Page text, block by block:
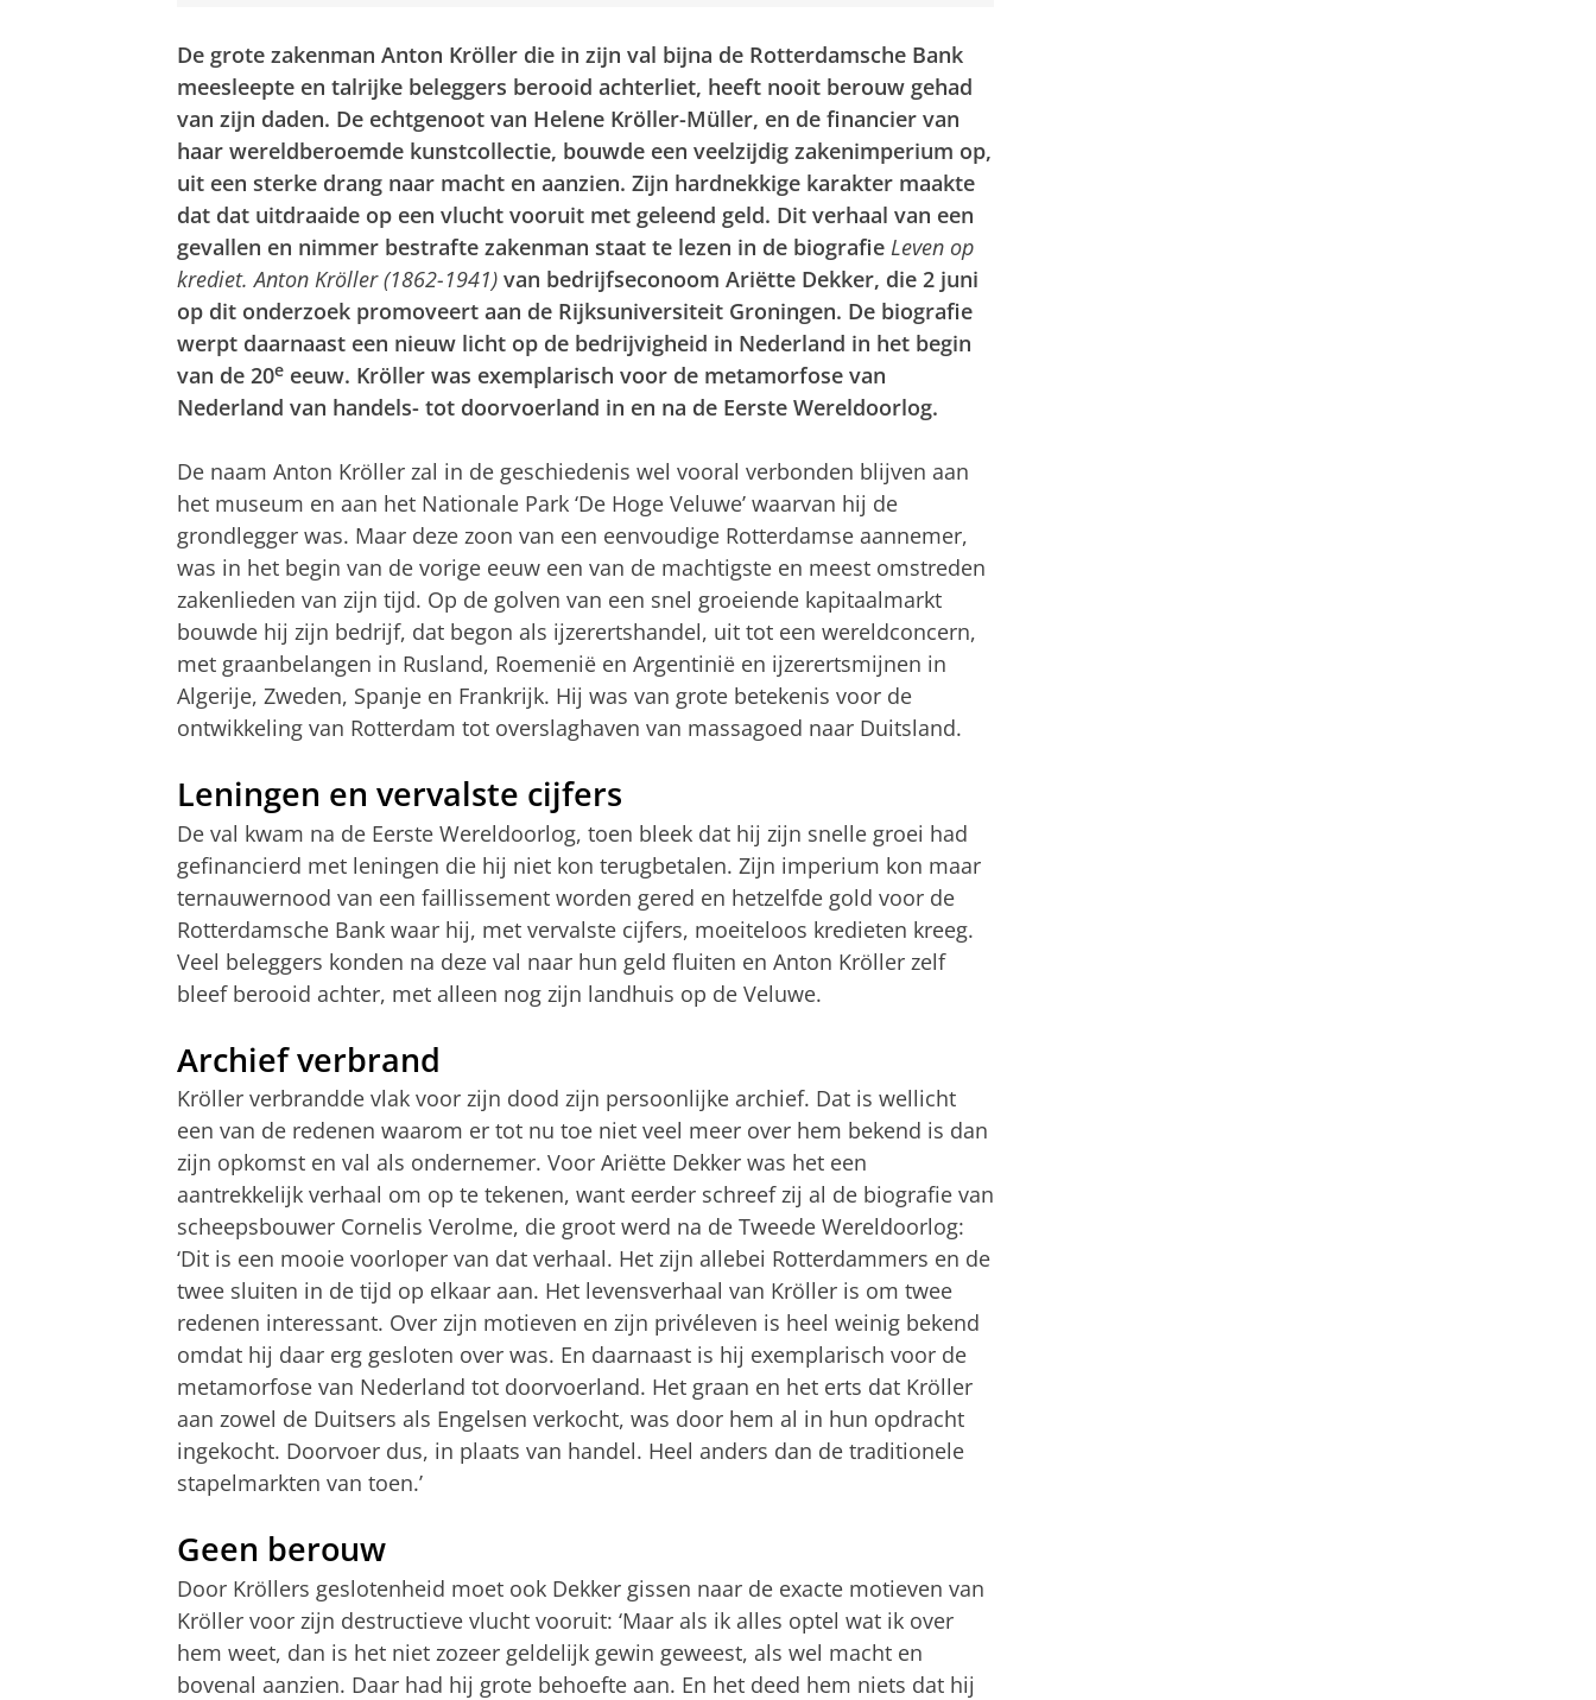
De grote zakenman Anton Kröller die in zijn val bijna de Rotterdamsche Bank
meesleepte en talrijke beleggers berooid achterliet, heeft nooit berouw gehad
van zijn daden. De echtgenoot van Helene Kröller-Müller, en de financier van
haar wereldberoemde kunstcollectie, bouwde een veelzijdig zakenimperium op,
uit een sterke drang naar macht en aanzien. Zijn hardnekkige karakter maakte
dat dat uitdraaide op een vlucht vooruit met geleend geld. Dit verhaal van een
gevallen en nimmer bestrafte zakenman staat te lezen in de biografie Leven op
krediet. Anton Kröller (1862-1941) van bedrijfseconoom Ariëtte Dekker, die 2 juni
op dit onderzoek promoveert aan de Rijksuniversiteit Groningen. De biografie
werpt daarnaast een nieuw licht op de bedrijvigheid in Nederland in het begin
van de 20e eeuw. Kröller was exemplarisch voor de metamorfose van
Nederland van handels- tot doorvoerland in en na de Eerste Wereldoorlog.
De naam Anton Kröller zal in de geschiedenis wel vooral verbonden blijven aan
het museum en aan het Nationale Park ‘De Hoge Veluwe’ waarvan hij de
grondlegger was. Maar deze zoon van een eenvoudige Rotterdamse aannemer,
was in het begin van de vorige eeuw een van de machtigste en meest omstreden
zakenlieden van zijn tijd. Op de golven van een snel groeiende kapitaalmarkt
bouwde hij zijn bedrijf, dat begon als ijzerertshandel, uit tot een wereldconcern,
met graanbelangen in Rusland, Roemenië en Argentinië en ijzerertsmijnen in
Algerije, Zweden, Spanje en Frankrijk. Hij was van grote betekenis voor de
ontwikkeling van Rotterdam tot overslaghaven van massagoed naar Duitsland.
Leningen en vervalste cijfers
De val kwam na de Eerste Wereldoorlog, toen bleek dat hij zijn snelle groei had
gefinancierd met leningen die hij niet kon terugbetalen. Zijn imperium kon maar
ternauwernood van een faillissement worden gered en hetzelfde gold voor de
Rotterdamsche Bank waar hij, met vervalste cijfers, moeiteloos kredieten kreeg.
Veel beleggers konden na deze val naar hun geld fluiten en Anton Kröller zelf
bleef berooid achter, met alleen nog zijn landhuis op de Veluwe.
Archief verbrand
Kröller verbrandde vlak voor zijn dood zijn persoonlijke archief. Dat is wellicht
een van de redenen waarom er tot nu toe niet veel meer over hem bekend is dan
zijn opkomst en val als ondernemer. Voor Ariëtte Dekker was het een
aantrekkelijk verhaal om op te tekenen, want eerder schreef zij al de biografie van
scheepsbouwer Cornelis Verolme, die groot werd na de Tweede Wereldoorlog:
‘Dit is een mooie voorloper van dat verhaal. Het zijn allebei Rotterdammers en de
twee sluiten in de tijd op elkaar aan. Het levensverhaal van Kröller is om twee
redenen interessant. Over zijn motieven en zijn privéleven is heel weinig bekend
omdat hij daar erg gesloten over was. En daarnaast is hij exemplarisch voor de
metamorfose van Nederland tot doorvoerland. Het graan en het erts dat Kröller
aan zowel de Duitsers als Engelsen verkocht, was door hem al in hun opdracht
ingekocht. Doorvoer dus, in plaats van handel. Heel anders dan de traditionele
stapelmarkten van toen.’
Geen berouw
Door Kröllers geslotenheid moet ook Dekker gissen naar de exacte motieven van
Kröller voor zijn destructieve vlucht vooruit: ‘Maar als ik alles optel wat ik over
hem weet, dan is het niet zozeer geldelijk gewin geweest, als wel macht en
bovenal aanzien. Daar had hij grote behoefte aan. En het deed hem niets dat hij